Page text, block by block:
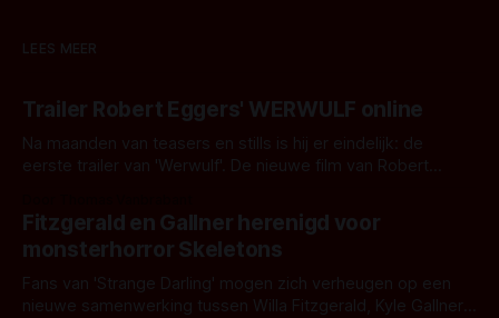
LEES MEER
Trailer Robert Eggers' WERWULF online
Na maanden van teasers en stills is hij er eindelijk: de
eerste trailer van 'Werwulf'. De nieuwe film van Robert
kille stijl vol folklore en mythe. Het topic deze keer is (kon
het het al raden?)... de weerwolf. Kijk je mee?
Fitzgerald en Gallner herenigd voor
monsterhorror Skeletons
Fans van 'Strange Darling' mogen zich verheugen op een
nieuwe samenwerking tussen Willa Fitzgerald, Kyle Gallner